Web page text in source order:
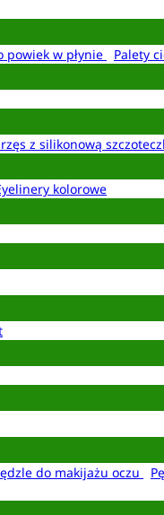
powiek w płynie
Palety
z silikonową
kolorowe
do makijażu oczu